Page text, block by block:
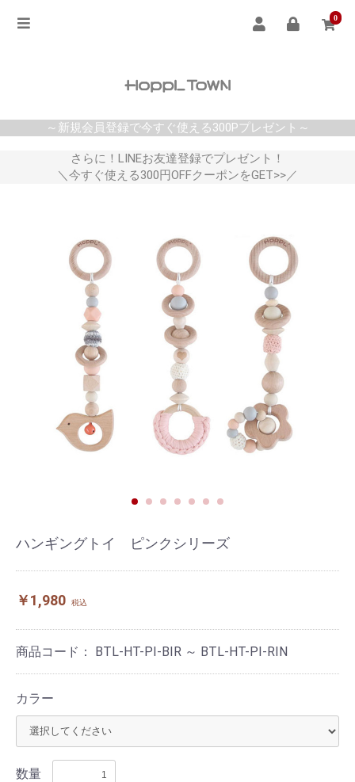
0
～新規会員登録で今すぐ使える300Pプレゼント～
さらに！LINEお友達登録でプレゼント！
＼今すぐ使える300円OFFクーポンをGET>>／
ハンギングトイ ピンクシリーズ
￥1,980 税込
商品コード： BTL-HT-PI-BIR ～ BTL-HT-PI-RIN
カラー
数量